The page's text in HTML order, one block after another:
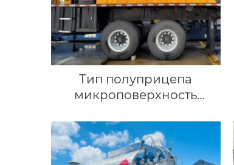
Тип полуприцепа
микроповерхность
сил)